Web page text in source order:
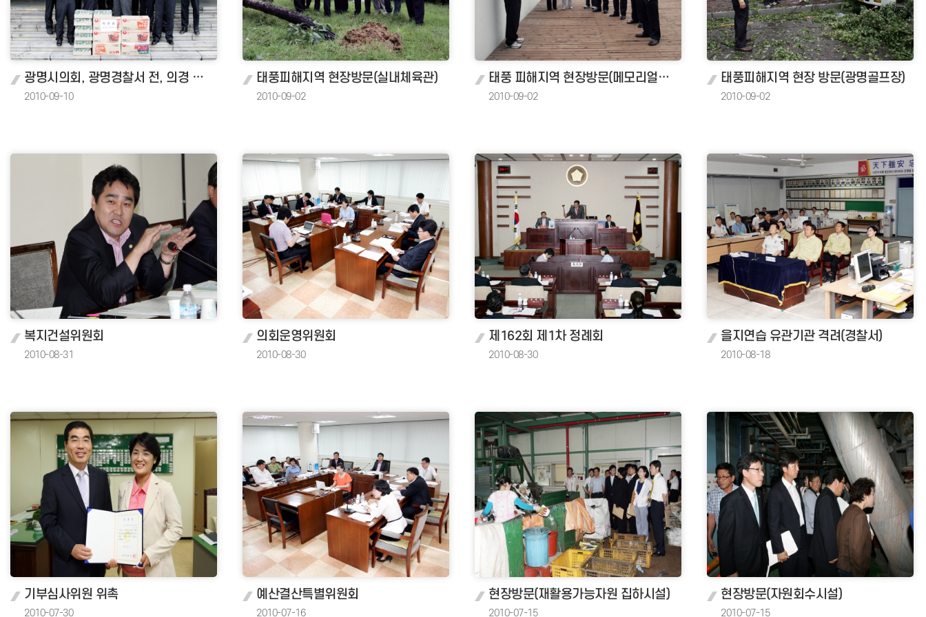
광명시의회, 광명경찰서 전, 의경 위문 격려
2010-09-10
태풍피해지역 현장방문(실내체육관)
2010-09-02
태풍 피해지역 현장방문(메모리얼파크)
2010-09-02
태풍피해지역 현장 방문(광명골프장)
2010-09-02
복지건설위원회
2010-08-31
의회운영위원회
2010-08-30
제162회 제1차 정례회
2010-08-30
을지연습 유관기관 격려(경찰서)
2010-08-18
기부심사위원 위촉
2010-07-30
예산결산특별위원회
2010-07-16
현장방문(재활용가능자원 집하시설)
2010-07-15
현장방문(자원회수시설)
2010-07-15